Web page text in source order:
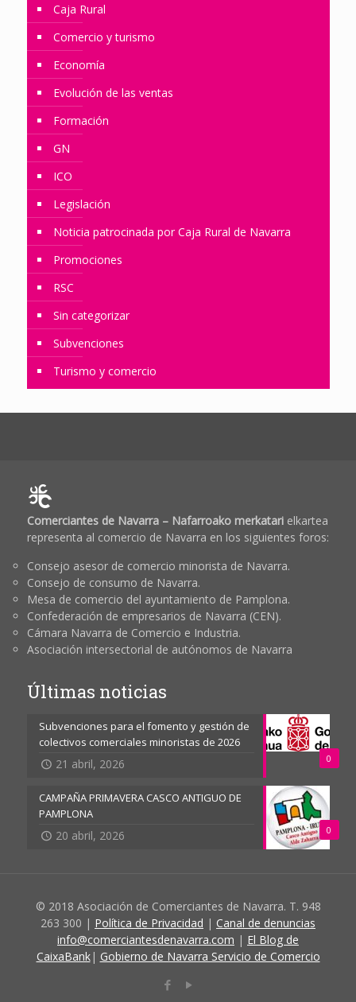
Caja Rural
Comercio y turismo
Economía
Evolución de las ventas
Formación
GN
ICO
Legislación
Noticia patrocinada por Caja Rural de Navarra
Promociones
RSC
Sin categorizar
Subvenciones
Turismo y comercio
Comerciantes de Navarra – Nafarroako merkatarielkartea
representa al comercio de Navarra en los siguientes foros:
Consejo asesor de comercio minorista de Navarra.
Consejo de consumo de Navarra.
Mesa de comercio del ayuntamiento de Pamplona.
Confederación de empresarios de Navarra (CEN).
Cámara Navarra de Comercio e Industria.
Asociación intersectorial de autónomos de Navarra
Últimas noticias
0
Subvenciones para el fomento y gestión de
colectivos comerciales minoristas de 2026
21 abril, 2026
0
CAMPAÑA PRIMAVERA CASCO ANTIGUO DE
PAMPLONA
20 abril, 2026
© 2018 Asociación de Comerciantes de Navarra. T. 948
263 300 | Política de Privacidad | Canal de denuncias
info@comerciantesdenavarra.com | El Blog de
CaixaBank| Gobierno de Navarra Servicio de Comercio